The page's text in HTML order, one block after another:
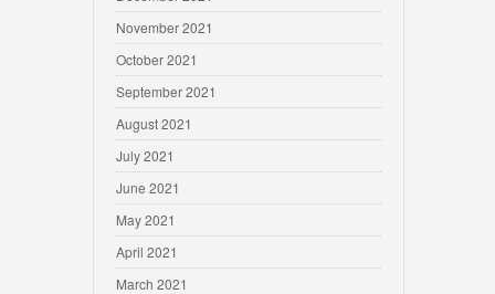
November 2021
October 2021
September 2021
August 2021
July 2021
June 2021
May 2021
April 2021
March 2021